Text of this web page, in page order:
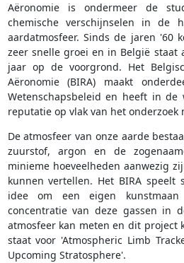
Aëronomie is ondermeer de
chemische verschijnselen in de
aardatmosfeer. Sinds de jaren '60
zeer snelle groei en in België staat
jaar op de voorgrond. Het
Aëronomie (BIRA) maakt
Wetenschapsbeleid en heeft in de
reputatie op vlak van het onderzoek
De atmosfeer van onze aarde
zuurstof, argon en de
minieme hoeveelheden aanwezig
kunnen vertellen. Het BIRA
idee om een eigen
concentratie van deze gassen in
atmosfeer kan meten en dit project
staat voor 'Atmospheric Limb
Upcoming Stratosphere'.